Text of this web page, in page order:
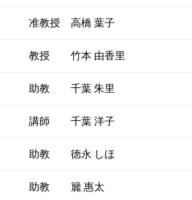
准教授 高橋 葉子
教授 竹本 由香里
助教 千葉 朱里
講師 千葉 洋子
助教 徳永 しほ
助教 籭 惠太